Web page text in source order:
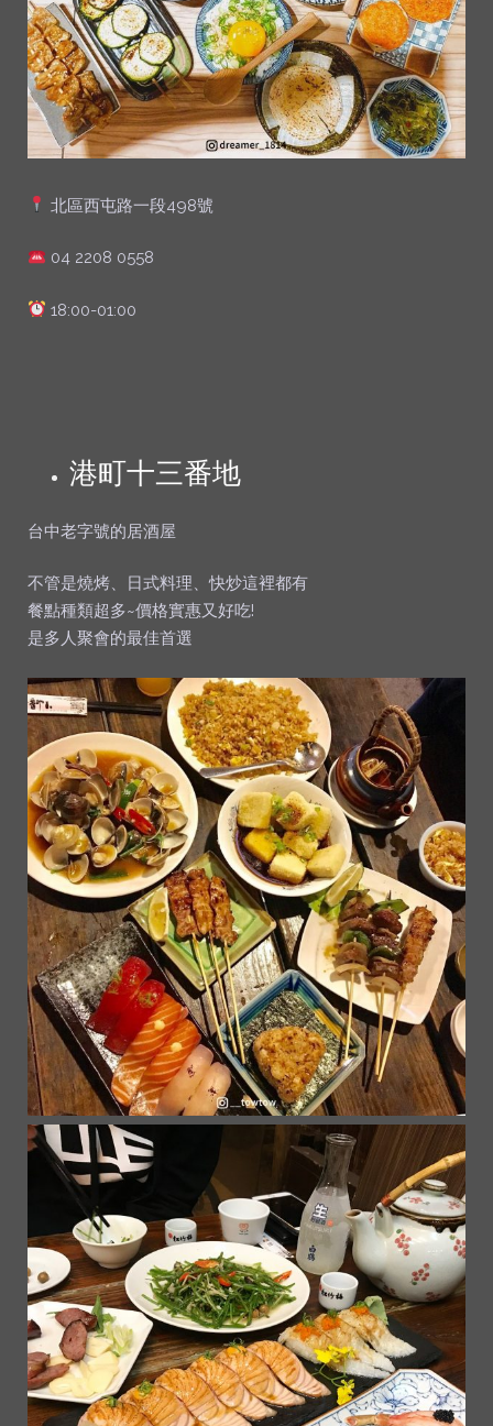
北區西屯路一段498號
04 2208 0558
18:00-01:00
港町十三番地
台中老字號的居酒屋
不管是燒烤、日式料理、快炒這裡都有
餐點種類超多~價格實惠又好吃!
是多人聚會的最佳首選